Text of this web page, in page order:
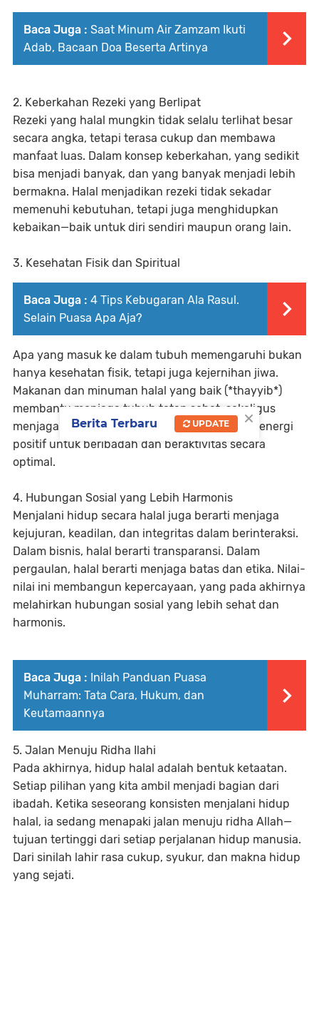
Baca Juga : Saat Minum Air Zamzam Ikuti
Adab, Bacaan Doa Beserta Artinya
2. Keberkahan Rezeki yang Berlipat
Rezeki yang halal mungkin tidak selalu terlihat besar
secara angka, tetapi terasa cukup dan membawa
manfaat luas. Dalam konsep keberkahan, yang sedikit
bisa menjadi banyak, dan yang banyak menjadi lebih
bermakna. Halal menjadikan rezeki tidak sekadar
memenuhi kebutuhan, tetapi juga menghidupkan
kebaikan—baik untuk diri sendiri maupun orang lain.
3. Kesehatan Fisik dan Spiritual
Baca Juga : 4 Tips Kebugaran Ala Rasul.
Selain Puasa Apa Aja?
Apa yang masuk ke dalam tubuh memengaruhi bukan
hanya kesehatan fisik, tetapi juga kejernihan jiwa.
Makanan dan minuman halal yang baik (*thayyib*)
membantu menjaga tubuh tetap sehat, sekaligus
menjaga hati dari kekeruhan. Dari sinilah lahir energi
positif untuk beribadah dan beraktivitas secara
optimal.
4. Hubungan Sosial yang Lebih Harmonis
Menjalani hidup secara halal juga berarti menjaga
kejujuran, keadilan, dan integritas dalam berinteraksi.
Dalam bisnis, halal berarti transparansi. Dalam
pergaulan, halal berarti menjaga batas dan etika. Nilai-
nilai ini membangun kepercayaan, yang pada akhirnya
melahirkan hubungan sosial yang lebih sehat dan
harmonis.
Baca Juga : Inilah Panduan Puasa
Muharram: Tata Cara, Hukum, dan
Keutamaannya
5. Jalan Menuju Ridha Ilahi
Pada akhirnya, hidup halal adalah bentuk ketaatan.
Setiap pilihan yang kita ambil menjadi bagian dari
ibadah. Ketika seseorang konsisten menjalani hidup
halal, ia sedang menapaki jalan menuju ridha Allah—
tujuan tertinggi dari setiap perjalanan hidup manusia.
Dari sinilah lahir rasa cukup, syukur, dan makna hidup
yang sejati.
×
Berita Terbaru UPDATE